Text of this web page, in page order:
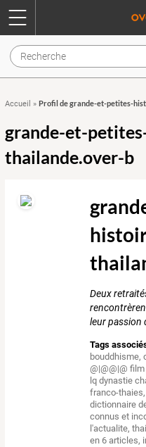
Accueil » Profil de grande-et-petites-
grande-et-
thailande.over-b
Deux
leur passion
Tags
bouddhisme,
@|@@|@
lq dynastie
franco-thaies,
dictionnaire
connus et
l'actualite,
en 6 articles,